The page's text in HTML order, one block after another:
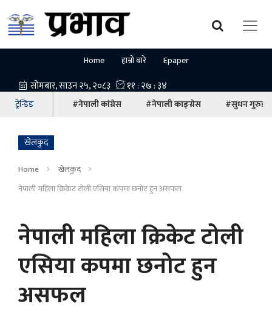
Home हाम्रो बारे Epaper
ट्रेन्डिङ #नेपाली कांग्रेस #नेपाली काङ्ग्रेस #सुधन गुरुङ
खेलकुद
Home
खेलकुद
नेपाली महिला क्रिकेट टोली एसिया कपमा छनोट हुन असफल
नेपाली महिला क्रिकेट टोली
एसिया कपमा छनोट हुन
असफल